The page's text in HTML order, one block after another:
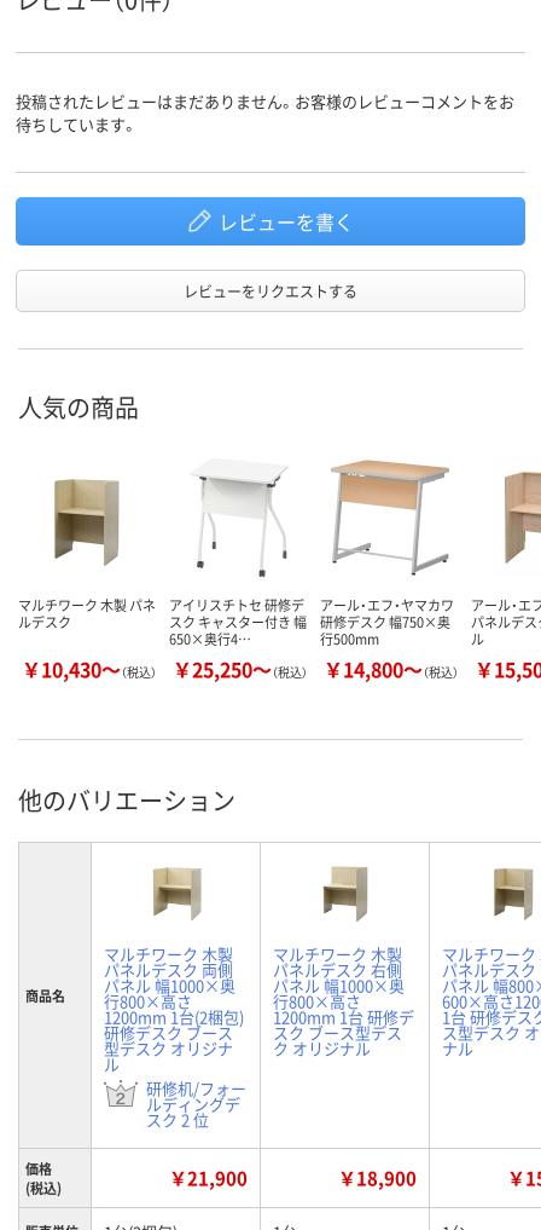
投稿されたレビューはまだありません。お客様のレビューコメントをお
待ちしています。
レビューを書く
レビューをリクエストする
人気の商品
マルチワーク 木製 パネ
ルデスク
￥10,430～（税込）
アイリスチトセ 研修デ
スク キャスター付き 幅
650×奥行4…
￥25,250～（税込）
アール・エフ・ヤマカワ
研修デスク 幅750×奥
行500mm
￥14,800～（税込）
アール・エ
パネルデ
ル
￥
他のバリエーション
商品名
マルチワーク 木製
パネルデスク 両側
パネル 幅1000×奥
行800×高さ
1200mm 1台(2梱包)
研修デスク ブース
型デスク オリジナ
ル
研修机/フォー
ルディングデ
スク 2 位
マルチワーク 木製
パネルデスク 右側
パネル 幅1000×奥
行800×高さ
1200mm 1台 研修デ
スク ブース型デス
ク オリジナル
マルチワーク
パネルデスク
パネル 幅
600×高さ
1台 研修デス
ス型デスク
ナル
価格
(税込)
￥21,900 ￥18,900 ￥